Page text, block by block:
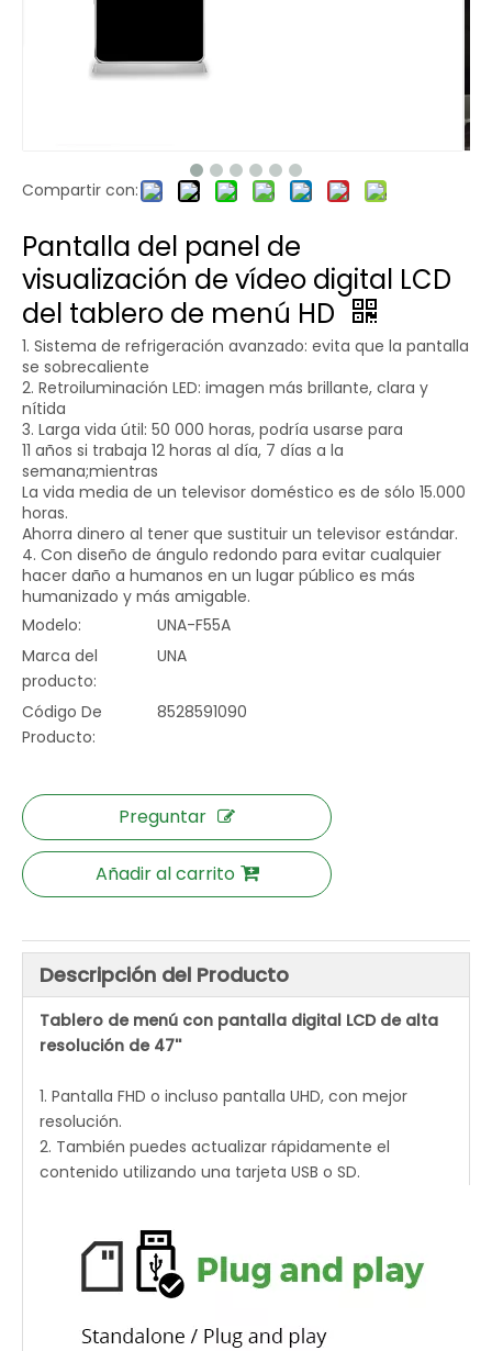
Compartir con:
Pantalla del panel de
visualización de vídeo digital LCD
del tablero de menú HD
1. Sistema de refrigeración avanzado: evita que la pantalla
se sobrecaliente
2. Retroiluminación LED: imagen más brillante, clara y
nítida
3. Larga vida útil: 50 000 horas, podría usarse para
11 años si trabaja 12 horas al día, 7 días a la
semana;mientras
La vida media de un televisor doméstico es de sólo 15.000
horas.
Ahorra dinero al tener que sustituir un televisor estándar.
4. Con diseño de ángulo redondo para evitar cualquier
hacer daño a humanos en un lugar público es más
humanizado y más amigable.
Modelo:
UNA-F55A
Marca del
producto:
UNA
Código De
Producto:
8528591090
Preguntar
Añadir al carrito
Descripción del Producto
Tablero de menú con pantalla digital LCD de alta
resolución de 47''
1. Pantalla FHD o incluso pantalla UHD, con mejor
resolución.
2. También puedes actualizar rápidamente el
contenido utilizando una tarjeta USB o SD.